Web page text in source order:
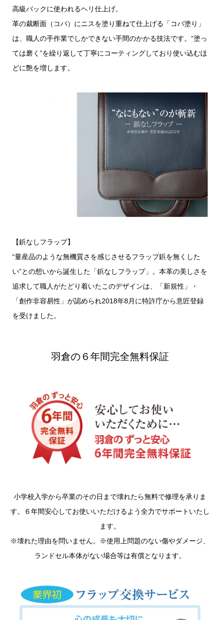
高級バックに使われるヘリ仕上げ。
革の裁断面（コバ）にニスを塗り重ねて仕上げる「コバ塗り」
は、職人の手作業でしかできない手間のかかる技法です。“塗っ
ては磨く”を繰り返して丁寧にコーティングしており使い込むほ
どに艶を増します。
【鋲なしフラップ】
“量産品のような無機質さを感じさせるフラップ鋲を無くした
い”との想いから誕生した「鋲なしフラップ」。本革の美しさを
追求して職人がたどり着いたこのデザインは、「新規性」・
「創作非容易性」が認められ2018年8月に特許庁から意匠登録
を受けました。
羽倉の６年間完全無料保証
小学校入学から卒業のその日まで壊れたら無料で修理を承りま
す。６年間安心してお使いいただけるよう全力でサポートいたし
ます。
※壊れた理由を問いません。※使用上問題のない傷やダメージ、
ランドセル本体がない場合等は有償となります。